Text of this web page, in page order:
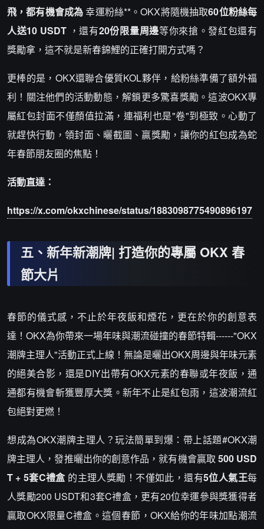
飛，都有機會成為幸運粉絲**。OKX將隨機抽取60位粉絲每
人送10 USDT ，還有20份限量周邊等你來搶。發紅包還有
獎勵拿，這不就是新春錦鯉的正確打開方式嗎？
更棒的是，OKX還聯合優質KOL夥伴，給粉絲準備了額外福
利！關注他們的活動動態，解鎖更多驚喜獎勵。這波OKX專
屬紅包封面不僅顏值拉滿，連福利也是"卷"到極致。心動了
就趕快行動，領封面、曬截圖、贏獎勵，讓你的紅包成為蛇
年春節朋友圈的焦點！
活動直達：
https://x.com/okxchinese/status/1883098775490896197
五、新年新潮牌| 打造你的專屬 OKX 春
節大片
春節的儀式感，不止於年夜飯和煙花，更在於你的創意表
達！OKX為你帶來一場年味與潮流碰撞的春節特輯------"OKX
潮牌主理人"活動正式上線！無論是曬出OKX周邊與年味元素
的絕美合影，還是DIY出帶有OKX元素的春聯或年夜飯，通
通都有機會斬獲豐厚大獎。新年不止是紅包雨，這波潮流紅
包絕對更燃！
想成為OKX潮牌主理人？玩法簡單到爆：帶上話題#OKX潮
牌主理人，發推曬出你的創意作品，就有機會贏取 500 USD
T + 5套C禮盒的主理人獎勵！不僅如此，還有5位人氣王每
人獎勵200 USDT和3套C禮盒，更有20位幸運參與獎獲得者
贏取OKX限量C禮盒。這個春節，OKX給你的年味加點潮流